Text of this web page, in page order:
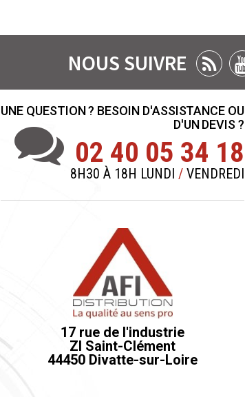
NOUS SUIVRE
UNE QUESTION ? BESOIN D'ASSISTANCE OU
D'UN DEVIS ?
02 40 05 34 18
8H30 À 18H LUNDI / VENDREDI
17 rue de l'industrie
ZI Saint-Clément
44450 Divatte-sur-Loire